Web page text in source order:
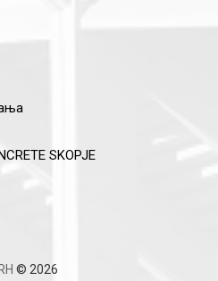
SKOPJE
© 2026